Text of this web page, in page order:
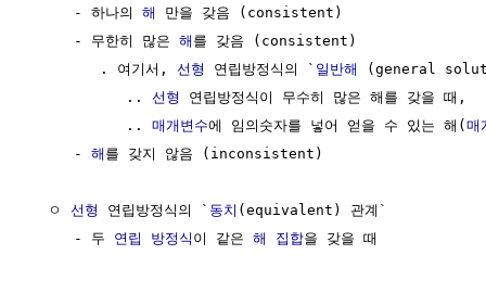
     - 하나의
해
만을 갖음 (consistent)
     - 무한히 많은
해 를 갖음 (consistent)
        . 여기서,
선형 연립방정식의 ` 일반해
(general
           ..
선형
연립방정식이 무수히 많은 해를 갖을 때,
           ..
매개변수에 임의숫자를 넣어 얻을 수 있는 해(매
     -
해 를 갖지 않음 (inconsistent)
  ㅇ
선형 연립방정식의 ` 동치 (equivalent) 관계`
     - 두
연립 방정식 이 같은 해 집합을 갖을 때